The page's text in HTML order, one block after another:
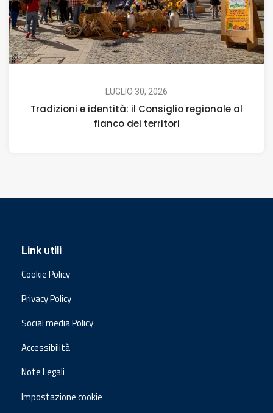
LUGLIO 30, 2026
Tradizioni e identità: il Consiglio regionale al
fianco dei territori
Link utili
Cookie Policy
Privacy Policy
Social media Policy
Accessibilità
Note Legali
Impostazione cookie